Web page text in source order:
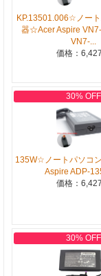
KP.13501.006☆ノー
器☆Acer Aspire
VN7-...
価格：
30% OFF
135W☆ノートパソコ
Aspire ADP-
価格：
30% OFF